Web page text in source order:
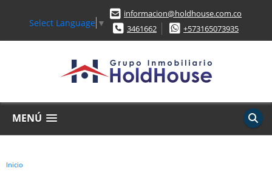
Select Language ▼
informacion@holdhouse.com.co
3461662
+573165073935
MENÚ
Inicio